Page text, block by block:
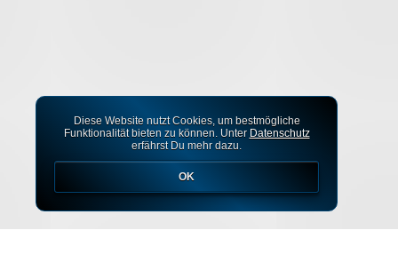
Diese Website nutzt Cookies, um bestmögliche
Funktionalität bieten zu können. Unter Datenschutz
erfährst Du mehr dazu.
OK